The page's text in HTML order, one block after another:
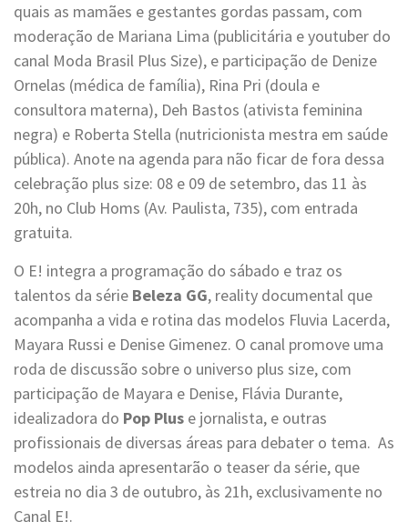
quais as mamães e gestantes gordas passam, com
moderação de Mariana Lima (publicitária e youtuber do
canal Moda Brasil Plus Size), e participação de Denize
Ornelas (médica de família), Rina Pri (doula e
consultora materna), Deh Bastos (ativista feminina
negra) e Roberta Stella (nutricionista mestra em saúde
pública). Anote na agenda para não ficar de fora dessa
celebração plus size: 08 e 09 de setembro, das 11 às
20h, no Club Homs (Av. Paulista, 735), com entrada
gratuita.
O E! integra a programação do sábado e traz os
talentos da série Beleza GG, reality documental que
acompanha a vida e rotina das modelos Fluvia Lacerda,
Mayara Russi e Denise Gimenez. O canal promove uma
roda de discussão sobre o universo plus size, com
participação de Mayara e Denise, Flávia Durante,
idealizadora do Pop Plus e jornalista, e outras
profissionais de diversas áreas para debater o tema. As
modelos ainda apresentarão o teaser da série, que
estreia no dia 3 de outubro, às 21h, exclusivamente no
Canal E!.